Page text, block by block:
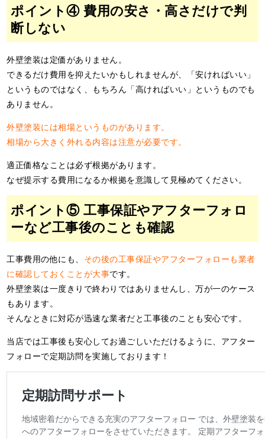
ポイント④ 費用の安さ・高さだけで判
断しない
外壁塗装は定価がありません。
できるだけ費用を抑えたいかもしれませんが、「安ければいい」
というものではなく、もちろん「高ければいい」というものでも
ありません。
外壁塗装には相場というものがあります。
相場から大きく外れる内容は注意が必要です。
適正価格なことは必ず根拠があります。
なぜ提示する費用になるか根拠を意識して見極めてください。
ポイント⑤ 工事保証やアフターフォロ
ーなど工事後のことも確認
工事費用の他にも、 その後の工事保証やアフターフォローも業者
に確認しておくことが大事です。
外壁塗装は一度きりで終わりではありませんし、万が一のケース
もあります。
そんなときに対応が迅速な業者だと工事後のことも安心です。
当店では工事後も安心してお過ごしいただけるように、アフター
フォローで定期訪問を実施しております！